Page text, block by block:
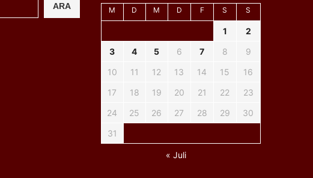
ARA M D M D F S S
1
2
3
4 5 6 7 8
9
10
11 12 13 14 15
16
17
18 19 20 21 22
23
24
25 26 27 28 29
30
31
« Juli